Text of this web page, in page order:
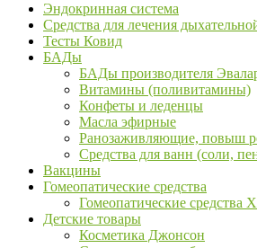
Эндокринная система
Средства для лечения
Тесты Ковид
БАДы
БАДы производителя
Витамины (поливитамины)
Конфеты и леденцы
Масла эфирные
Ранозаживляющие, повыш
Средства для ванн (соли,
Вакцины
Гомеопатические средства
Гомеопатические средства
Детские товары
Косметика Джонсон